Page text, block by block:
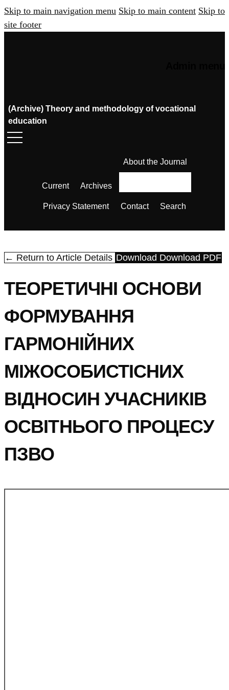
Skip to main navigation menu Skip to main content Skip to
site footer
(Archive) Theory and methodology of vocational
education
Current Archives
About the Journal
Privacy Statement Contact Search
← Return to Article Details Download Download PDF
ТЕОРЕТИЧНІ ОСНОВИ
ФОРМУВАННЯ
ГАРМОНІЙНИХ
МІЖОСОБИСТІСНИХ
ВІДНОСИН УЧАСНИКІВ
ОСВІТНЬОГО ПРОЦЕСУ
ПЗВО